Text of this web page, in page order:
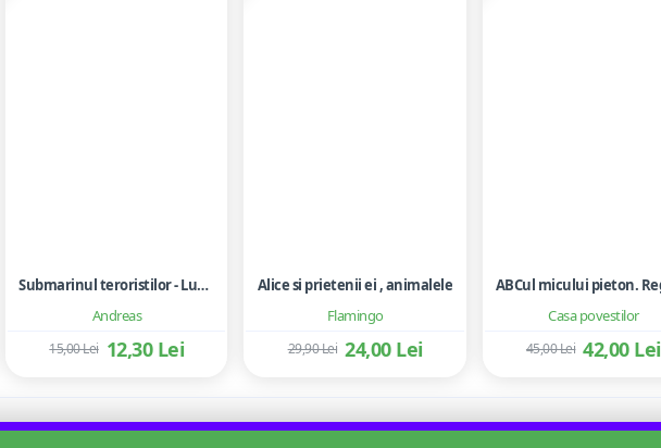
Andreas
Submarinul teroristilor - Lucian Ciuchita
12,30 Lei
15,00 Lei
Flamingo
Alice si prietenii ei , animalele
24,00 Lei
29,90 Lei
Casa povestilor
42,00 Lei
45,00 Lei